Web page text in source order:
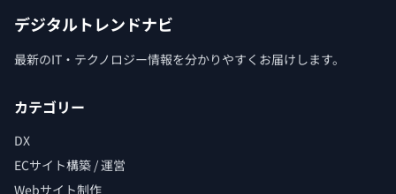
デジタルトレンドナビ
最新のIT・テクノロジー情報を分かりやすくお届けします。
カテゴリー
DX
ECサイト構築 / 運営
Webサイト制作